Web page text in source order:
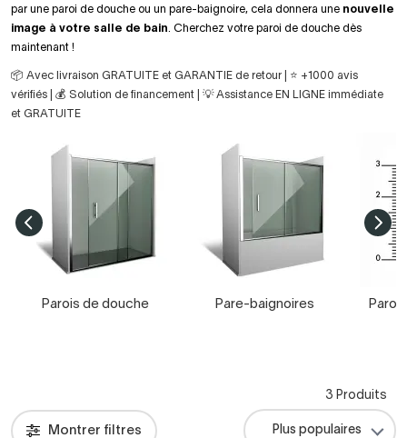
par une paroi de douche ou un pare-baignoire, cela donnera une nouvelle
image à votre salle de bain. Cherchez votre paroi de douche dès
maintenant !
📦 Avec livraison GRATUITE et GARANTIE de retour | ⭐ +1000 avis
vérifiés | 💰 Solution de financement | 💡 Assistance EN LIGNE immédiate
et GRATUITE
Parois de douche Pare-baignoires
Montrer filtres
3 Produits